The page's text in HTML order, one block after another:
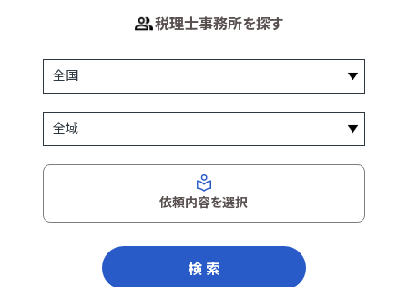
税理士事務所を探す
依頼内容を選択
検 索